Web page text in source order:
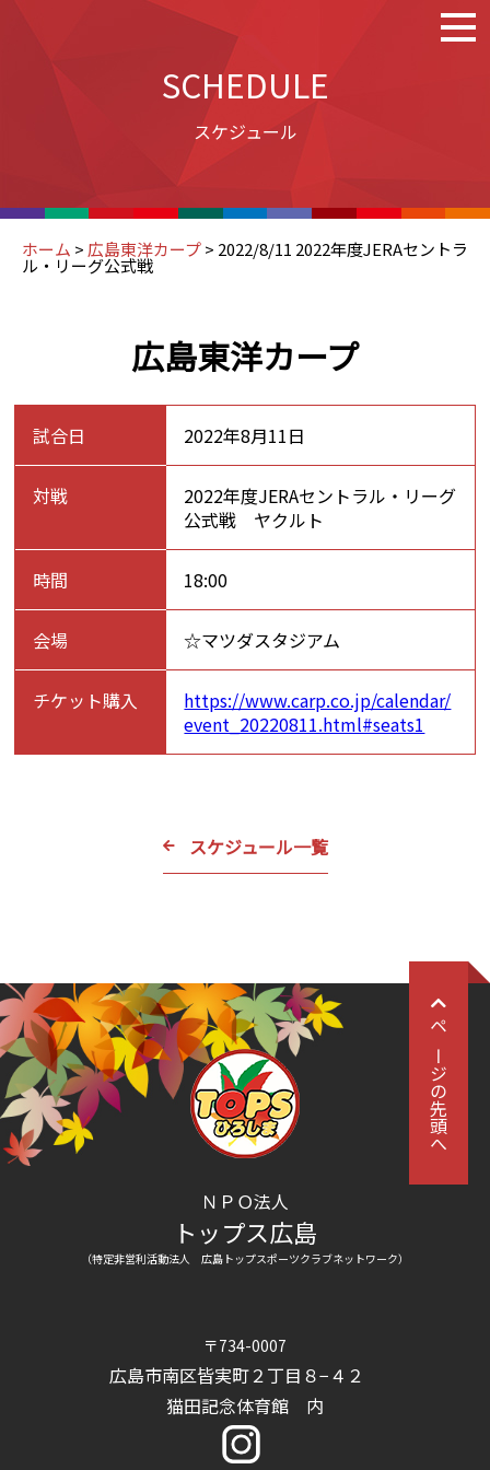
SCHEDULE
スケジュール
ホーム > 広島東洋カープ> 2022/8/11 2022年度JERAセントラ
ル・リーグ公式戦
広島東洋カープ
試合日 2022年8月11日
対戦
2022年度JERAセントラル・リーグ
公式戦 ヤクルト
時間 18:00
会場 ☆マツダスタジアム
チケット購入
https://www.carp.co.jp/calendar/
event_20220811.html#seats1
スケジュール一覧
ページの先頭へ
ＮＰＯ法人
トップス広島
（特定非営利活動法人 広島トップスポーツクラブネットワーク）
〒734-0007
広島市南区皆実町２丁目８−４２
猫田記念体育館 内